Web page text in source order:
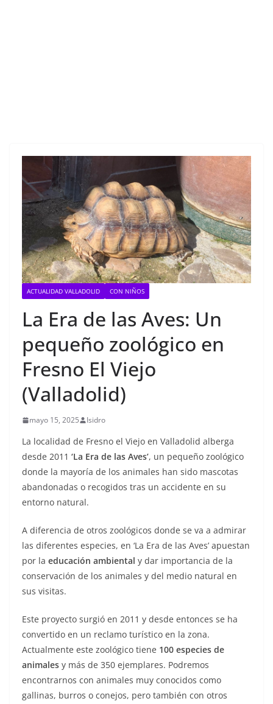
ACTUALIDAD VALLADOLID CON NIÑOS
La Era de las Aves: Un
pequeño zoológico en
Fresno El Viejo
(Valladolid)
mayo 15, 2025 Isidro
La localidad de Fresno el Viejo en Valladolid alberga
desde 2011 ‘La Era de las Aves’, un pequeño zoológico
donde la mayoría de los animales han sido mascotas
abandonadas o recogidos tras un accidente en su
entorno natural.
A diferencia de otros zoológicos donde se va a admirar
las diferentes especies, en ‘La Era de las Aves’ apuestan
por la educación ambiental y dar importancia de la
conservación de los animales y del medio natural en
sus visitas.
Este proyecto surgió en 2011 y desde entonces se ha
convertido en un reclamo turístico en la zona.
Actualmente este zoológico tiene 100 especies de
animales y más de 350 ejemplares. Podremos
encontrarnos con animales muy conocidos como
gallinas, burros o conejos, pero también con otros